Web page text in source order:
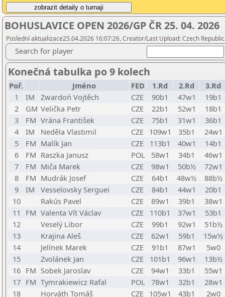
BOHUSLAVICE OPEN 2026/GP ČR 25. 04. 2026
Poslední aktualizace25.04.2026 16:07:26, Creator/Last Upload: Czech
Search for player
Konečná tabulka po 9 kolech
Poř. Jméno FED 1.Rd 2.Rd
3.Rd
1
IM Zwardoń Vojtěch CZE 90b1 47w1
19b1
2
GM Velička Petr CZE 22b1 52w1
18b1
3
FM Vrána František CZE 75b1 31w1
36b1
4
IM Neděla Vlastimil CZE 109w1 35b1
24w1
5
FM Malík Jan CZE 113b1 40w1
14b1
6
FM Raszka Janusz POL 58w1 34b1
46w1
7
FM Miča Marek CZE 98w1 50b½
72w1
8
FM Mudrák Josef CZE 64b1 48w½
88b½
9
IM Vesselovsky Serguei CZE 84b1 44w1
20b1
10
Rakús Pavel CZE 89w1 39b1
38w1
11
FM Valenta Vít Václav CZE 110b1 37w1
53b1
12
Veselý Libor CZE 99b1 92w1
51b½
13
Krajina Aleš CZE 62w1 59b1
15w½
14
Jelínek Marek CZE 91b1 87w1
5w0
15
Zvolánek Jan CZE 101b1 96w1
13b½
16 FM Sobek Jaroslav CZE 94w1 33b1
55w1
17 FM Tymrakiewicz Rafal POL 78w1 32b1
28w1
18
Horváth Tomáš CZE 105w1 43b1
2w0